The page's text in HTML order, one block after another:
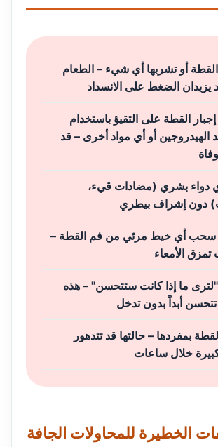
أو تشربها أي شيء – الطعام
يزيدان الضغط على الانسداد
القطة على التقيؤ باستخدام
الهيدروجين أو أي مواد أخرى – قد
دواء بشري (مضادات قيء،
دون إشراف بيطري
سحب أي خيط مرئي من فم القطة –
الأمعاء
"لترى ما إذا كانت ستتحسن" – هذه
تتحسن أبداً بدون تدخل
بمفردها – حالتها قد تتدهور
خلال ساعات
الخطيرة للمحاولات الجافة